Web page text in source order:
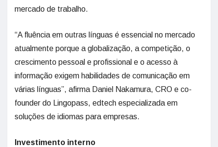
mercado de trabalho.
“A fluência em outras línguas é essencial no mercado
atualmente porque a globalização, a competição, o
crescimento pessoal e profissional e o acesso à
informação exigem habilidades de comunicação em
várias línguas”, afirma Daniel Nakamura, CRO e co-
founder do Lingopass, edtech especializada em
soluções de idiomas para empresas.
Investimento interno